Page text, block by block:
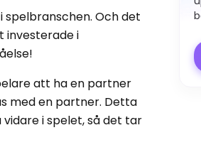
Och det
investerade i
att ha en partner
med en partner. Detta
i spelet, så det tar